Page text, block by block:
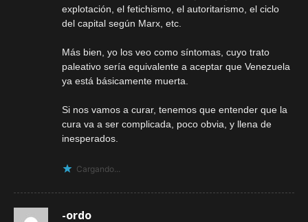
explotación, el fetichismo, el autoritarismo, el ciclo
del capital según Marx, etc.
Más bien, yo los veo como síntomas, cuyo trato
paleativo sería equivalente a aceptar que Venezuela
ya está básicamente muerta.
Si nos vamos a curar, tenemos que entender que la
cura va a ser complicada, poco obvia, y llena de
inesperados.
Cargando...
-ordo